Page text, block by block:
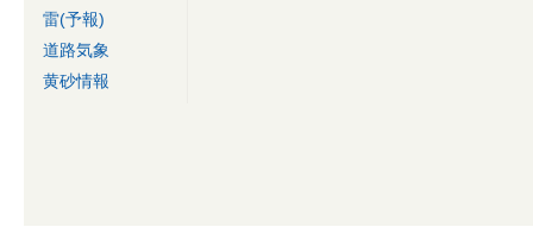
雷(予報)
道路気象
黄砂情報